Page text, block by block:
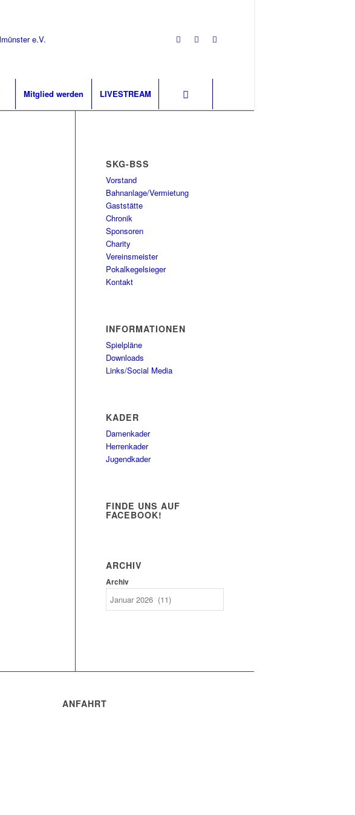
Mitglied werden LIVESTREAM
SKG-BSS
Vorstand
Bahnanlage/Vermietung
Gaststätte
Chronik
Sponsoren
Charity
Vereinsmeister
Pokalkegelsieger
Kontakt
INFORMATIONEN
Spielpläne
Downloads
Links/Social Media
KADER
Damenkader
Herrenkader
Jugendkader
FINDE UNS AUF
FACEBOOK!
ARCHIV
Archiv
ANFAHRT